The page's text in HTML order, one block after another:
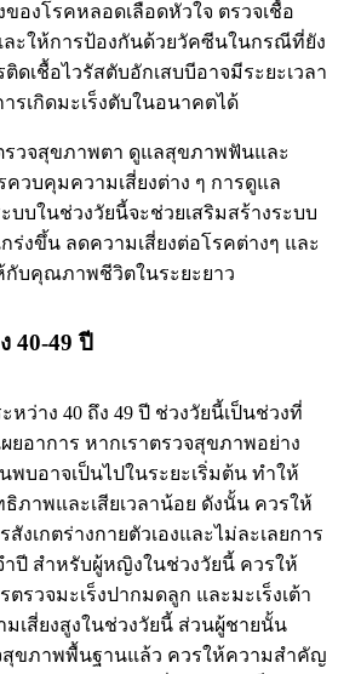
ของโรคหลอดเลือดหัวใจ ตรวจเชื้อ
ละให้การป้องกันด้วยวัคซีนในกรณีที่ยัง
เชื้อไวรัสตับอักเสบบีอาจมีระยะเวลา
รเกิดมะเร็งตับในอนาคตได้
รวจสุขภาพตา ดูแลสุขภาพฟันและ
ควบคุมความเสี่ยงต่าง ๆ การดูแล
บบในช่วงวัยนี้จะช่วยเสริมสร้างระบบ
งขึ้น ลดความเสี่ยงต่อโรคต่างๆ และ
กับคุณภาพชีวิตในระยะยาว
40-49 ปี
าง 40 ถึง 49 ปี ช่วงวัยนี้เป็นช่วงที่
ยอาการ หากเราตรวจสุขภาพอย่าง
พบอาจเป็นไปในระยะเริ่มต้น ทำให้
ภาพและเสียเวลาน้อย ดังนั้น ควรให้
งเกตร่างกายตัวเองและไม่ละเลยการ
ปี สำหรับผู้หญิงในช่วงวัยนี้ ควรให้
รวจมะเร็งปากมดลูก และมะเร็งเต้า
มเสี่ยงสูงในช่วงวัยนี้ ส่วนผู้ชายนั้น
สุขภาพพื้นฐานแล้ว ควรให้ความสำคัญ